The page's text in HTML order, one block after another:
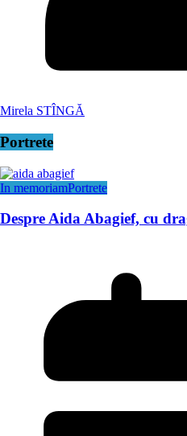
Mirela STÎNGĂ
Portrete
In memoriamPortrete
Despre Aida Abagief, cu